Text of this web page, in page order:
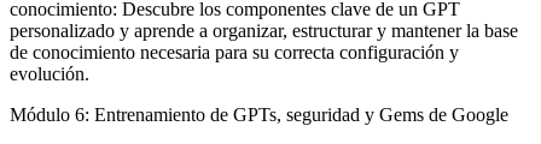
conocimiento: Descubre los componentes clave de un GPT
personalizado y aprende a organizar, estructurar y mantener la base
de conocimiento necesaria para su correcta configuración y
evolución.
Módulo 6: Entrenamiento de GPTs, seguridad y Gems de Google